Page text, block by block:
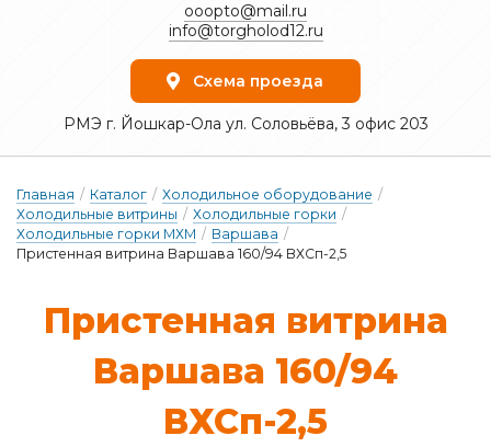
ooopto@mail.ru
info@torgholod12.ru
Схема проезда
РМЭ г. Йошкар-Ола ул. Соловьёва, 3 офис 203
Главная / Каталог / Холодильное оборудование /
Холодильные витрины / Холодильные горки /
Холодильные горки МХМ / Варшава /
Пристенная витрина Варшава 160/94 ВХСп-2,5
Прис­тенная вит­ри­на
Вар­ша­ва 160/94
ВХСп-2,5